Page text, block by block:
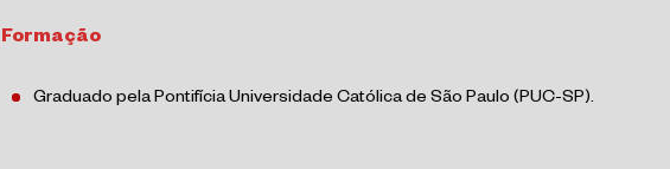
Formação
Graduado pela Pontifícia Universidade Católica de São Paulo (PUC-SP).